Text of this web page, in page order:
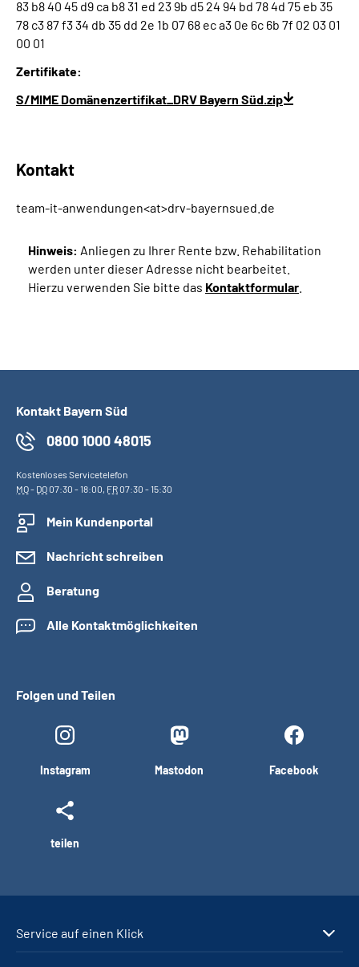
83 b8 40 45 d9 ca b8 31 ed 23 9b d5 24 94 bd 78 4d 75 eb 35
78 c3 87 f3 34 db 35 dd 2e 1b 07 68 ec a3 0e 6c 6b 7f 02 03 01
00 01
Zertifikate:
S/MIME Domänenzertifikat_DRV Bayern Süd.zip
Kontakt
team-it-anwendungen<at>drv-bayernsued.de
Hinweis: Anliegen zu Ihrer Rente bzw. Rehabilitation
werden unter dieser Adresse nicht bearbeitet.
Hierzu verwenden Sie bitte das Kontaktformular
Kontakt Bayern Süd
0800 1000 48015
Kostenloses Servicetelefon
MO- DO07:30 - 18:00, FR07:30 - 15:30
Mein Kundenportal
Nachricht schreiben
Beratung
Alle Kontaktmöglichkeiten
Folgen und Teilen
Instagram Mastodon Facebook
teilen
Service auf einen Klick